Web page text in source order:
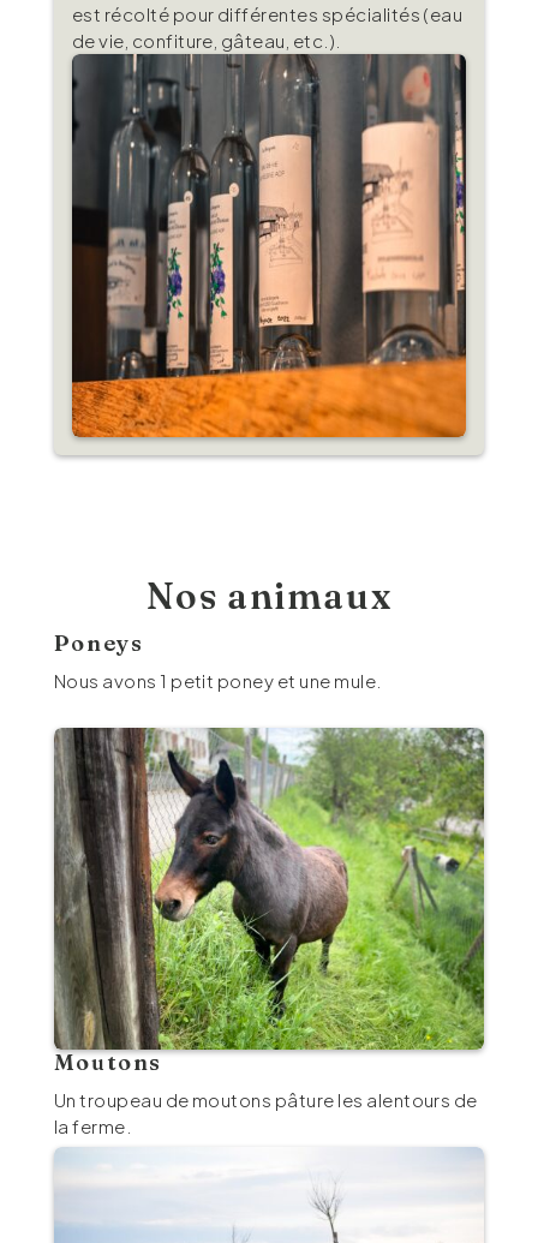
est récolté pour différentes spécialités (eau
de vie, confiture, gâteau, etc.).
Nos animaux
Poneys
Nous avons 1 petit poney et une mule.
Moutons
Un troupeau de moutons pâture les alentours de
la ferme.